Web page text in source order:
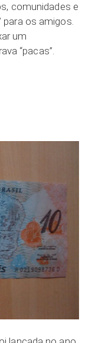
comunidades e
para os amigos.
um
“pacas”.